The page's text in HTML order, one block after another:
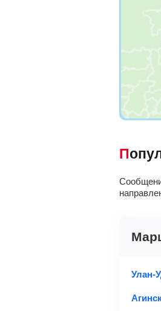
Улан-